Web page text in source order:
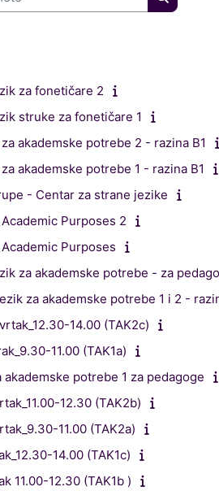
Išči
za fonetičare 2
struke za fonetičare 1
akademske potrebe 2 - razina B1
akademske potrebe 1 - razina B1
- Centar za strane jezike
Purposes 2
Purposes
za akademske potrebe - za
za akademske potrebe 1 i 2 -
14.00 (TAK2c)
11.00 (TAK1a)
akademske potrebe 1 za pedagoge
12.30 (TAK2b)
11.00 (TAK2a)
14.00 (TAK1c)
11.00-12.30 (TAK1b )